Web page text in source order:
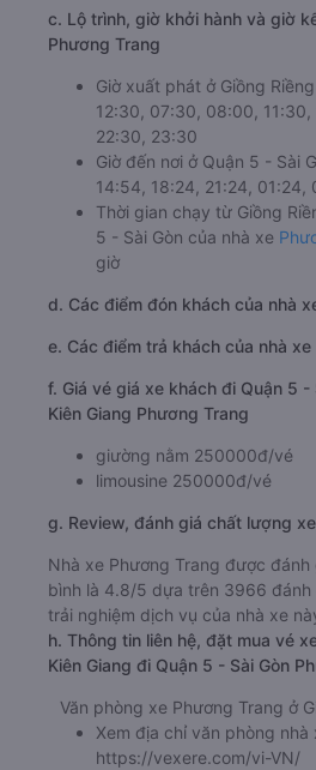
c. Lộ trình, giờ khởi hành và giờ
Phương Trang
Giờ xuất phát ở Giồng
12:30, 07:30, 08:00, 11:30,
22:30, 23:30
Giờ đến nơi ở Quận 5 - Sài
14:54, 18:24, 21:24,
Thời gian chạy từ Giồng
5 - Sài Gòn của nhà xe
giờ
d. Các điểm đón khách của nhà
e. Các điểm trả khách của nhà
f. Giá vé giá xe khách đi Quận 5 -
Kiên Giang Phương Trang
giường nằm 250000đ/vé
limousine 250000đ/vé
g. Review, đánh giá chất lượng
Nhà xe Phương Trang được
bình là 4.8/5 dựa trên 3966 đánh
trải nghiệm dịch vụ của nhà xe
h. Thông tin liên hệ, đặt mua vé
Kiên Giang đi Quận 5 - Sài Gòn
Văn phòng xe Phương Trang ở
Xem địa chỉ văn phòng nhà
https://vexere.com/vi-VN/